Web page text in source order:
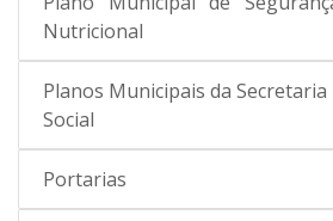
Nutricional
Planos Municipais da Secretaria
Social
Portarias